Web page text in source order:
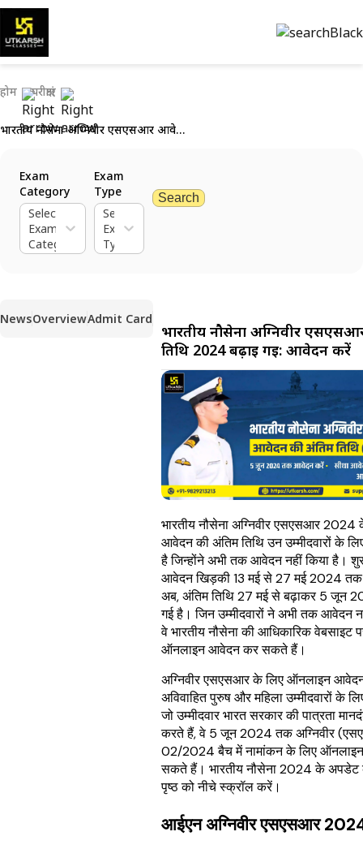
होम परीक्षाएं
भारतीय नौसेना अग्निवीर एसएसआर आवेदन तिथि 2024 बढ़ाई गई: आवेदन करें
Exam
Category
Select
Exam
Category
Exam
Type
Select
Exam
Type
Search
NewsOverviewAdmit Card
भारतीय नौसेना अग्निवीर
तिथि 2024 बढ़ाई गई: आवेदन करें
भारतीय नौसेना अग्निवीर एसएसआर 2024
आवेदन की अंतिम तिथि उन उम्मीदवारों के
है जिन्होंने अभी तक आवेदन नहीं किया है।
आवेदन खिड़की 13 मई से 27 मई 2024
अब, अंतिम तिथि 27 मई से बढ़ाकर 5 जून
गई है। जिन उम्मीदवारों ने अभी तक आवेदन
वे भारतीय नौसेना की आधिकारिक वेबसाइट
ऑनलाइन आवेदन कर सकते हैं।
अग्निवीर एसएसआर के लिए ऑनलाइन
अविवाहित पुरुष और महिला उम्मीदवारों के
जो उम्मीदवार भारत सरकार की पात्रता
करते हैं, वे 5 जून 2024 तक अग्निवीर
02/2024 बैच में नामांकन के लिए
सकते हैं। भारतीय नौसेना 2024 के अपडेट
पृष्ठ को नीचे स्क्रॉल करें।
आईएन अग्निवीर एसएसआर